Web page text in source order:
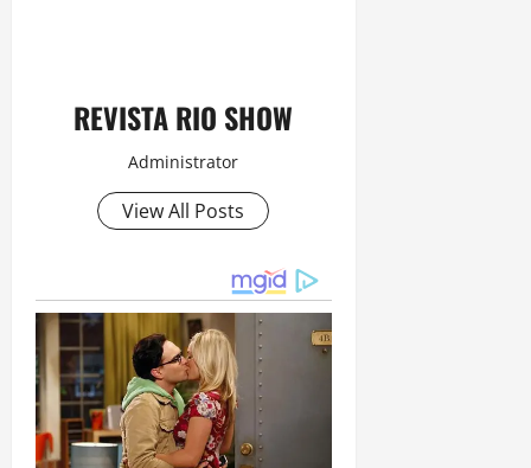
REVISTA RIO SHOW
Administrator
View All Posts